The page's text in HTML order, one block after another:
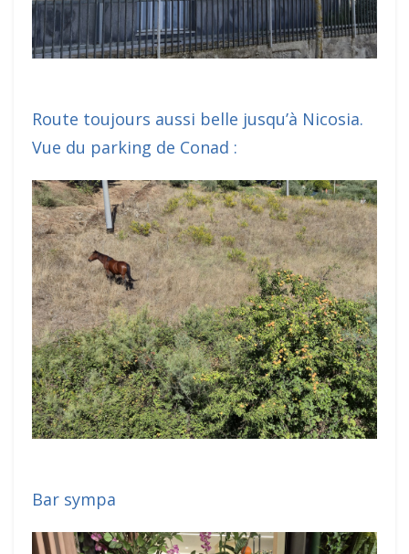
Route toujours aussi belle jusqu’à Nicosia.
Vue du parking de Conad :
Bar sympa